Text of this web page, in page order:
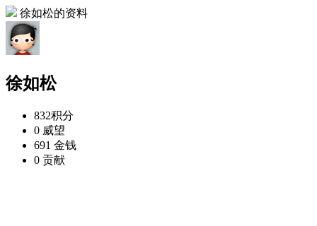
徐如松的资料
徐如松
832积分
0 威望
691 金钱
0 贡献